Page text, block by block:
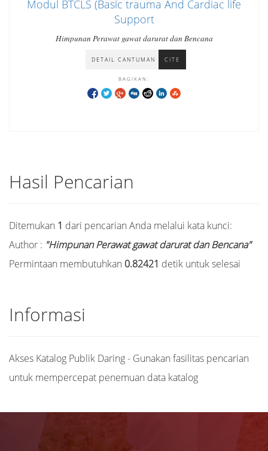
Modul BTCLS (Basic trauma And Cardiac life
Support
Himpunan Perawat gawat darurat dan Bencana
DETAIL CANTUMAN CITE
BAGIKAN:
Hasil Pencarian
Ditemukan 1 dari pencarian Anda melalui kata kunci:
Author : "Himpunan Perawat gawat darurat dan Bencana"
Permintaan membutuhkan 0.82421 detik untuk selesai
Informasi
Akses Katalog Publik Daring - Gunakan fasilitas pencarian
untuk mempercepat penemuan data katalog